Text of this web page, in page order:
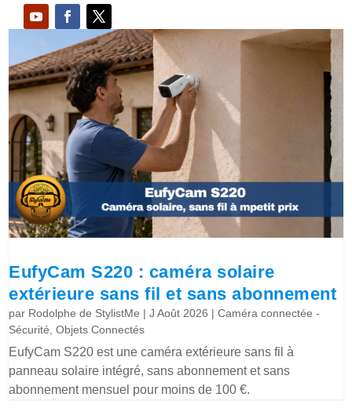
EufyCam S220 : caméra solaire
extérieure sans fil et sans abonnement
par Rodolphe de StylistMe |J Août 2026 |Caméra connectée -
Sécurité,Objets Connectés
EufyCam S220 est une caméra extérieure sans fil à
panneau solaire intégré, sans abonnement et sans
abonnement mensuel pour moins de 100 €.